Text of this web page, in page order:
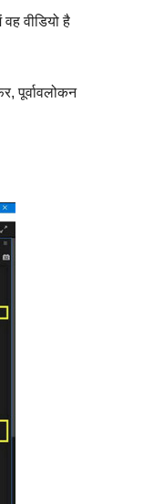
वीडियो है
पूर्वावलोकन